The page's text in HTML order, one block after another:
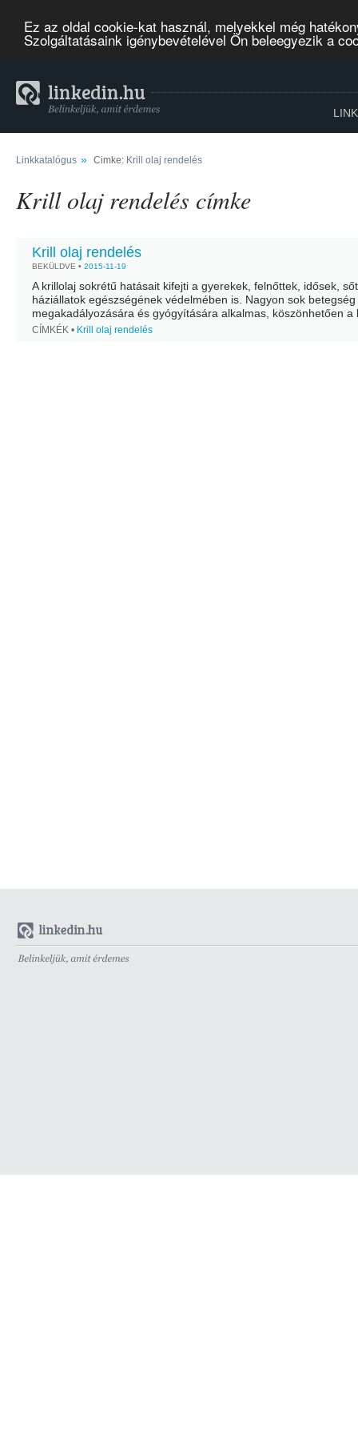
Ez az oldal cookie-kat használ, melyekkel még
Szolgáltatásaink igénybevételével Ön beleegyezik a
Linkkatalógus » Cimke: Krill olaj rendelés
Krill olaj rendelés címke
Krill olaj rendelés
BEKÜLDVE • 2015-11-19
A krillolaj sokrétű hatásait kifejti a gyerekek, felnőttek, idősek,
háziállatok egészségének védelmében is. Nagyon sok betegség
megakadályozására és gyógyítására alkalmas, köszönhetően a
található antioxidánsoknak és omega-3 zsírsavaknak, melyek
CÍMKÉK • Krill olaj rendelés